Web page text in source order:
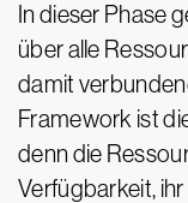
In dieser Phase
über alle
damit
Framework ist
denn die
Verfügbarkeit,